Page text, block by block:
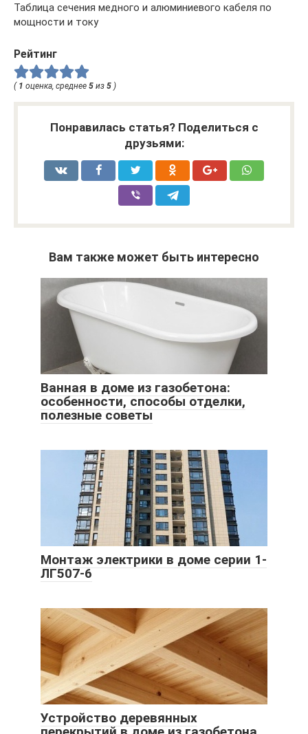
Таблица сечения медного и алюминиевого кабеля по
мощности и току
Рейтинг
( 1 оценка, среднее 5 из 5 )
Понравилась статья? Поделиться с
друзьями:
Вам также может быть интересно
Ванная в доме из газобетона:
особенности, способы отделки,
полезные советы
Монтаж электрики в доме серии 1-
ЛГ507-6
Устройство деревянных